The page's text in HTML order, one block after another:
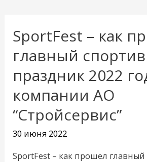
SportFest – как
главный
праздник 2022
компании АО
“Стройсервис”
30 июня 2022
SportFest – как прошел